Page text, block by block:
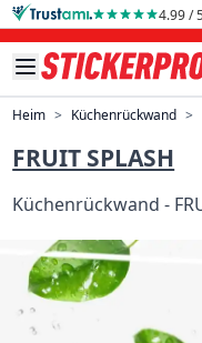
Direkt zum Inhalt 4.99 /
Heim > Küchenrückwand >
FRUIT SPLASH
Küchenrückwand -